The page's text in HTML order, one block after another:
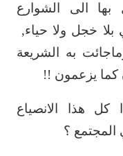
بها الى ‏الشوارع
بلا خجل ولا حياء,
به الشريعة
كما يزعمون !!
هذا الانصياع
؟